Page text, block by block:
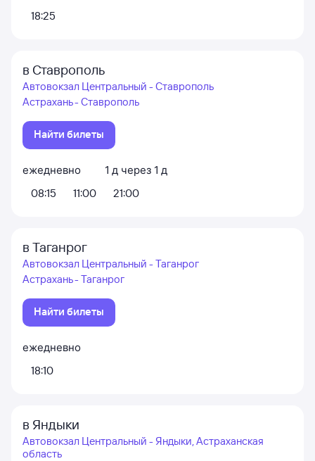
18:25
в Ставрополь
Автовокзал Центральный - Ставрополь
Астрахань - Ставрополь
Найти билеты
ежедневно
08:15
11:00
1 д через 1 д
21:00
в Таганрог
Автовокзал Центральный - Таганрог
Астрахань - Таганрог
Найти билеты
ежедневно
18:10
в Яндыки
Автовокзал Центральный - Яндыки, Астраханская
область